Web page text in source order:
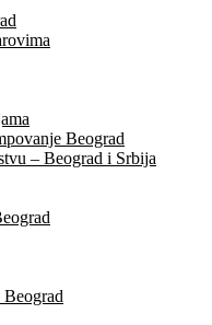
Beograd
– Beograd i Srbija
Beograd